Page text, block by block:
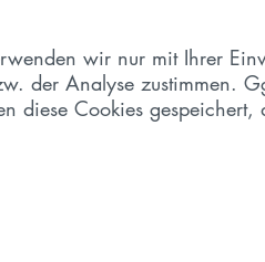
wir nur mit Ihrer
der Analyse zustimmen.
diese Cookies gespeichert,